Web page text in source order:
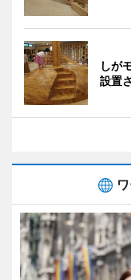
しが
設置